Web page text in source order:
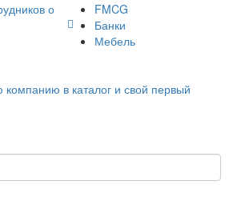
о
FMCG
Банки
Мебель
компанию в каталог и свой первый